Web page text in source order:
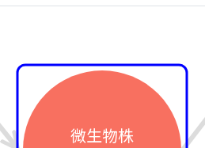
微生物株